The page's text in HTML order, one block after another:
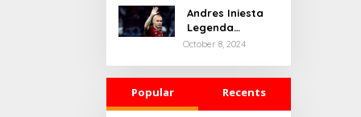
Depan
Andres Iniesta
Legenda
Barcelona
October 8, 2024
Popular Recents